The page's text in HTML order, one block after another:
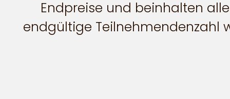
Endpreise und beinhalten
endgültige Teilnehmendenzahl